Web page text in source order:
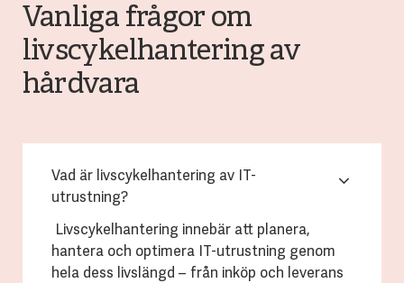
Vanliga frågor om
livscykelhantering av
hårdvara
Vad är livscykelhantering av IT-
utrustning?
Livscykelhantering innebär att planera,
hantera och optimera IT-utrustning genom
hela dess livslängd – från inköp och leverans